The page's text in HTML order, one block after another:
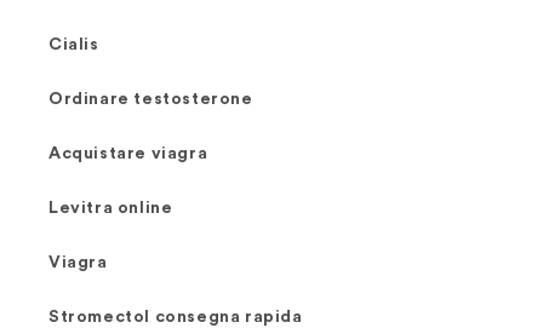
Cialis
Ordinare testosterone
Acquistare viagra
Levitra online
Viagra
Stromectol consegna rapida